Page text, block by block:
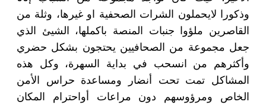
وذكورا لايحملون الشرات الصحفية او غيرها، وثلة من
القاصرين ملؤوا جنبات المنصة باكملها، الشيئ الذي
جعل مجموعة من الصحافيين يحتجون بشكل حضري
وأكثرهم من انسحب في بداية السهرة، وكل هذه
المشاكل تمت تحت أنضار ومساعدة حراس الأمن
الخاص ومرؤوسهم دون مراعات أواحترام المكان